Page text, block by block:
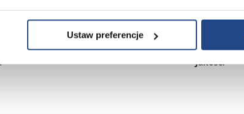
Ustaw preferencje
Jakość: